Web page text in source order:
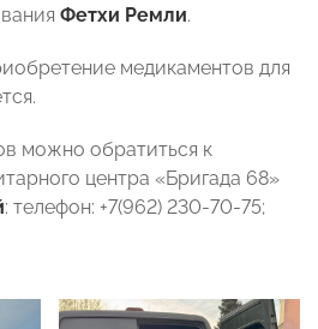
Фетхи Ремли.
медикаментов для
можно обратиться к
центра «Бригада 68»
: телефон: +7(962) 230-70-75;